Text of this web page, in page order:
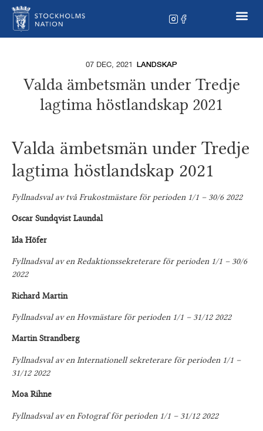
07 DEC, 2021 LANDSKAP
Valda ämbetsmän under Tredje
lagtima höstlandskap 2021
Valda ämbetsmän under Tredje
lagtima höstlandskap 2021
Fyllnadsval av två Frukostmästare för perioden 1/1 – 30/6 2022
Oscar Sundqvist Laundal
Ida Höfer
Fyllnadsval av en Redaktionssekreterare för perioden 1/1 – 30/6
2022
Richard Martin
Fyllnadsval av en Hovmästare för perioden 1/1 – 31/12 2022
Martin Strandberg
Fyllnadsval av en Internationell sekreterare för perioden 1/1 –
31/12 2022
Moa Rihne
Fyllnadsval av en Fotograf för perioden 1/1 – 31/12 2022